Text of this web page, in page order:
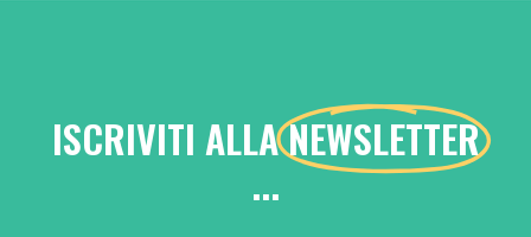
ISCRIVITI ALLANEWSLETTER
...